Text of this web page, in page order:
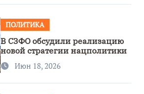
ПОЛИТИКА
В СЗФО обсудили реализацию
новой стратегии нацполитики
Июн 18, 2026